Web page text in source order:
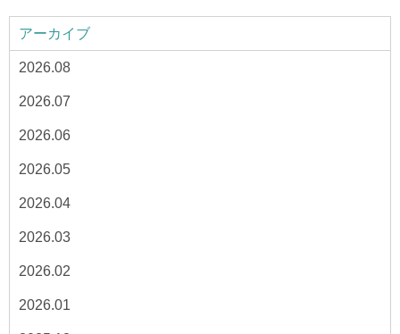
アーカイブ
2026.08
2026.07
2026.06
2026.05
2026.04
2026.03
2026.02
2026.01